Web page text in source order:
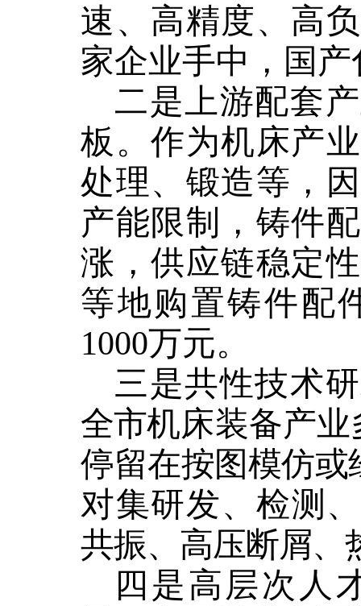
速、高精度、高
家企业手中 ， 国
二是 上游配套
板。作为机床产
处理、锻造等 ，
产能限制
， 铸件
涨，供应链稳定
等地购置铸件配
1000万元。
三是共性技术
全市机床装备产
停留在按图模仿或
对集研发、检测
共振、高压断屑、
四是高层次人